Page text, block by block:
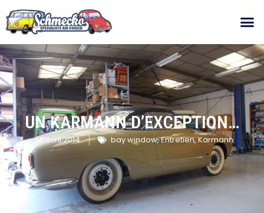
UN KARMANN D’EXCEPTION…
19 avril 2014 bay window,Entretien,Karmann